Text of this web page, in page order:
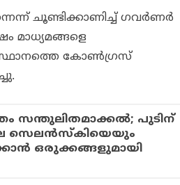
ചൂണ്ടിക്കാണിച്ച് ഗവര്‍ണര്‍
മാധ്യമങ്ങളെ
കോണ്‍ഗ്രസ്
സന്തുലിതമാക്കല്‍; പുടിന്
സെലന്‍സ്‌കിയെയും
ഒരുക്കങ്ങളുമായി